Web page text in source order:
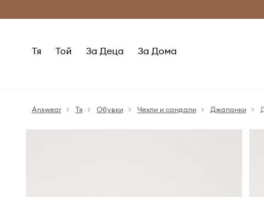
Безплатни
Тя Той За Деца За Дома
Answear Тя Обувки Чехли и сандали Джапанки